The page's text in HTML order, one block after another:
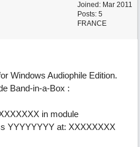
Joined: Mar 2011
Posts: 5
FRANCE
Windows Audiophile Edition.
Band-in-a-Box :
in module
YYYYYYYY at: XXXXXXXX